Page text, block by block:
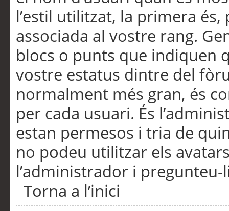
l’estil utilitzat, la primera
associada al vostre rang.
blocs o punts que indiquen
vostre estatus dintre del
normalment més gran, és
per cada usuari. És
estan permesos i tria de
no podeu utilitzar els
l’administrador i pregunteu-
Torna a l’inici